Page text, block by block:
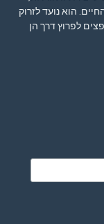
הוא נועד לזרוק
לפרוץ דרך הן